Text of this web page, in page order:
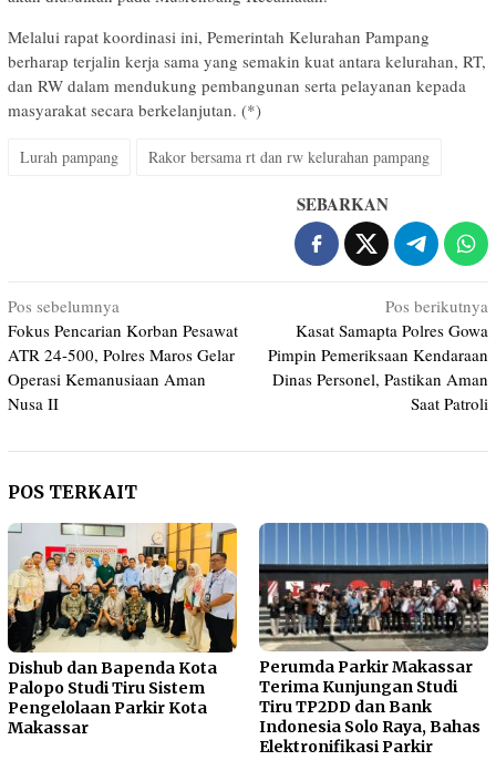
Melalui rapat koordinasi ini, Pemerintah Kelurahan Pampang
berharap terjalin kerja sama yang semakin kuat antara kelurahan, RT,
dan RW dalam mendukung pembangunan serta pelayanan kepada
masyarakat secara berkelanjutan. (*)
Lurah pampang Rakor bersama rt dan rw kelurahan pampang
SEBARKAN
Navigasi
pos
Pos sebelumnya
Fokus Pencarian Korban Pesawat
ATR 24-500, Polres Maros Gelar
Operasi Kemanusiaan Aman
Nusa II
Pos berikutnya
Kasat Samapta Polres Gowa
Pimpin Pemeriksaan Kendaraan
Dinas Personel, Pastikan Aman
Saat Patroli
POS TERKAIT
Dishub dan Bapenda Kota
Palopo Studi Tiru Sistem
Pengelolaan Parkir Kota
Makassar
Perumda Parkir Makassar
Terima Kunjungan Studi
Tiru TP2DD dan Bank
Indonesia Solo Raya, Bahas
Elektronifikasi Parkir